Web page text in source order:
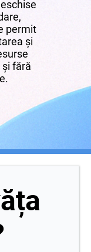
permit
și
fără